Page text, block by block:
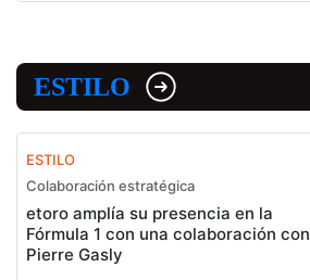
ESTILO
ESTILO
Colaboración estratégica
etoro amplía su presencia en la
Fórmula 1 con una colaboración con
Pierre Gasly